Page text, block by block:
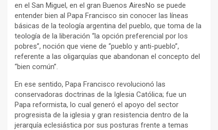
en el San Miguel, en el gran Buenos AiresNo se puede
entender bien al Papa Francisco sin conocer las líneas
básicas de la teología argentina del pueblo, que toma de la
teología de la liberación “la opción preferencial por los
pobres”, noción que viene de “pueblo y anti-pueblo”,
referente a las oligarquías que abandonan el concepto del
“bien común”.
En ese sentido, Papa Francisco revolucionó las
conservadoras doctrinas de la Iglesia Católica; fue un
Papa reformista, lo cual generó el apoyo del sector
progresista de la iglesia y gran resistencia dentro de la
jerarquía eclesiástica por sus posturas frente a temas